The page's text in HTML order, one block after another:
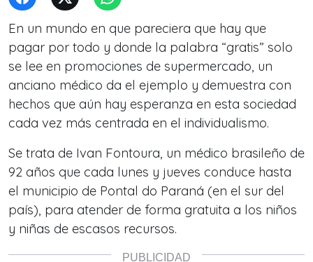
En un mundo en que pareciera que hay que
pagar por todo y donde la palabra “gratis” solo
se lee en promociones de supermercado, un
anciano médico da el ejemplo y demuestra con
hechos que aún hay esperanza en esta sociedad
cada vez más centrada en el individualismo.
Se trata de Ivan Fontoura, un médico brasileño de
92 años que cada lunes y jueves conduce hasta
el municipio de Pontal do Paraná (en el sur del
país), para atender de forma gratuita a los niños
y niñas de escasos recursos.